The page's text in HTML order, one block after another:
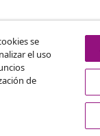
se
el uso
de